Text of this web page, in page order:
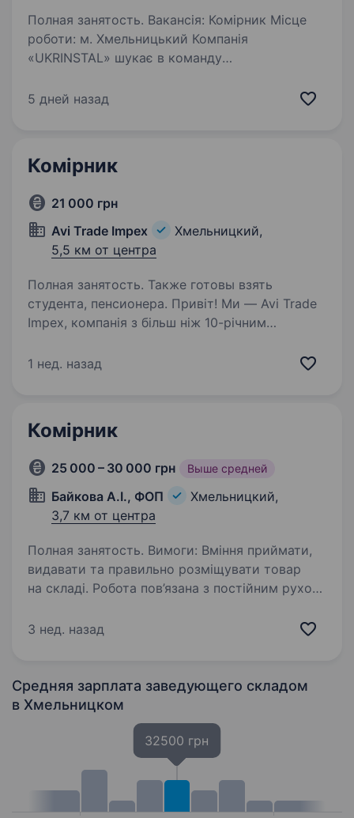
Полная занятость. Вакансія: Комірник Місце
роботи: м. Хмельницький Компанія
«UKRINSTAL» шукає в команду
для роботи в складському приміщенні.
5 дней назад
Комірник
21 000 грн
Avi Trade Impex
Хмельницкий,
5,5 км от центра
Полная занятость. Также готовы взять
студента, пенсионера. Привіт! Ми — Avi Trade
Impex, компанія з більш ніж 10-річним
та авто запчастин. За цей час ми не тільки
1 нед. назад
Комірник
25 000 – 30 000 грн Выше средней
Байкова А.І., ФОП
Хмельницкий,
3,7 км от центра
Полная занятость. Вимоги: Вміння приймати,
видавати та правильно розміщувати товар
на складі. Робота пов’язана з постійним рухом,
відповідальністю за майно. Умови роботи:
3 нед. назад
Средняя зарплата заведующего складом
в Хмельницком
32500 грн